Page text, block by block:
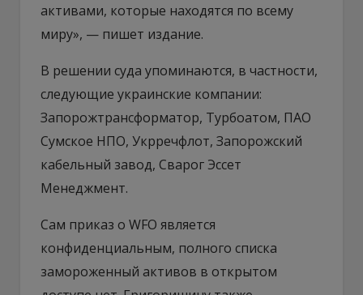
активами, которые находятся по всему
миру», — пишет издание.
В решении суда упоминаются, в частности,
следующие украинские компании:
Запорожтрансформатор, Турбоатом, ПАО
Сумское НПО, Укрречфлот, Запорожский
кабельный завод, Сварог Эссет
Менеджмент.
Сам приказ о WFO является
конфиденциальным, полного списка
замороженный активов в открытом